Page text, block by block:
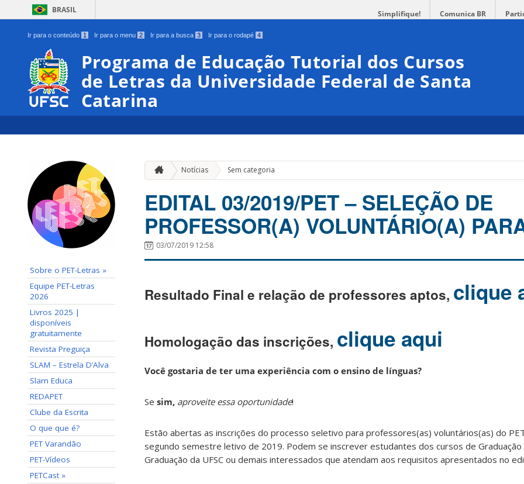
BRASIL Simplifique! Comunica BR
Ir para o conteúdo 1 Ir para o menu 2 Ir para a busca 3 Ir para o rodapé 4
Programa de Educação Tutorial dos Cursos
de Letras da Universidade Federal de Santa
Catarina
Sobre o PET-Letras »
Equipe PET-Letras
2026
Livros 2025 |
disponíveis
gratuitamente
Revista Preguiça
SLAM – Estrela D’Alva
Slam Educa
REDAPET
Clube da Escrita
O que que é?
PET Varandão
PET-Vídeos
PETCast »
Notícias Sem categoria
EDITAL 03/2019/PET – SELEÇÃO DE
PROFESSOR(A) VOLUNTÁRIO(A)
03/07/2019 12:58
Resultado Final e relação de professores aptos, clique
Homologação das inscrições, clique aqui
Você gostaria de ter uma experiência com o ensino de línguas?
Se sim, aproveite essa oportunidade!
Estão abertas as inscrições do processo seletivo para professores(as) voluntários(as) do
segundo semestre letivo de 2019. Podem se inscrever estudantes dos cursos de
Graduação da UFSC ou demais interessados que atendam aos requisitos apresentados no